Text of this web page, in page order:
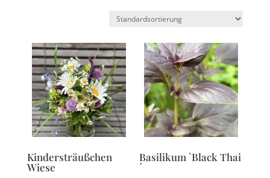
Kindersträußchen
Wiese
Basilikum `Black Thai
´